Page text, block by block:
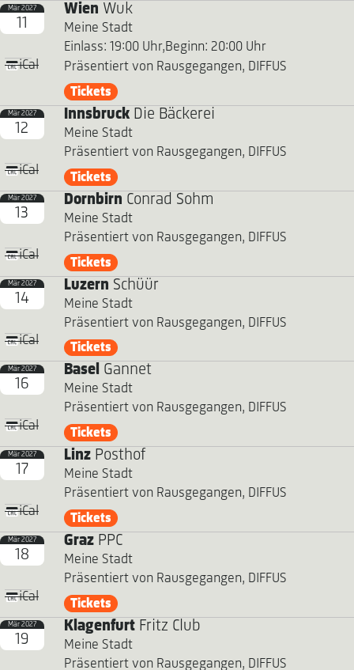
Mär 2027
11
iCal
Wien Wuk
Meine Stadt
Einlass: 19:00 Uhr,Beginn: 20:00 Uhr
Präsentiert von Rausgegangen, DIFFUS
Tickets
Mär 2027
12
iCal
InnsbruckDie Bäckerei
Meine Stadt
Präsentiert von Rausgegangen, DIFFUS
Tickets
Mär 2027
13
iCal
Dornbirn Conrad Sohm
Meine Stadt
Präsentiert von Rausgegangen, DIFFUS
Tickets
Mär 2027
14
iCal
Luzern Schüür
Meine Stadt
Präsentiert von Rausgegangen, DIFFUS
Tickets
Mär 2027
16
iCal
BaselGannet
Meine Stadt
Präsentiert von Rausgegangen, DIFFUS
Tickets
Mär 2027
17
iCal
LinzPosthof
Meine Stadt
Präsentiert von Rausgegangen, DIFFUS
Tickets
Mär 2027
18
iCal
GrazPPC
Meine Stadt
Präsentiert von Rausgegangen, DIFFUS
Tickets
Mär 2027
19
KlagenfurtFritz Club
Meine Stadt
Präsentiert von Rausgegangen, DIFFUS